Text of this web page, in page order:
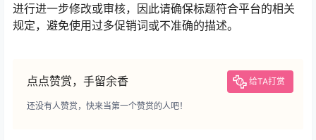
进行进一步修改或审核，因此请确保标题符合平台的相关
规定，避免使用过多促销词或不准确的描述。
点点赞赏，手留余香 给TA打赏
还没有人赞赏，快来当第一个赞赏的人吧！